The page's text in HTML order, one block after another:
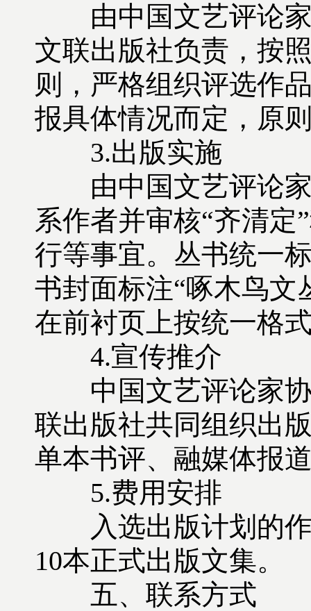
由中国文艺评论家
文联出版社负责，按
则，严格组织评选作
报具体情况而定，原
3.出版实施
由中国文艺评论家
系作者并审核“齐清
行等事宜。丛书统一
书封面标注“啄木鸟
在前衬页上按统一格
4.宣传推介
中国文艺评论家协
联出版社共同组织出
单本书评、融媒体报
5.费用安排
入选出版计划的作
10本正式出版文集。
五、联系方式